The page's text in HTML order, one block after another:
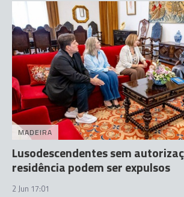
MADEIRA
Lusodescendentes sem
residência podem ser expulsos
2 Jun 17:01